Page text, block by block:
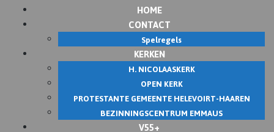
HOME
CONTACT
Spelregels
KERKEN
H. NICOLAASKERK
OPEN KERK
PROTESTANTE GEMEENTE HELEVOIRT-HAAREN
BEZINNINGSCENTRUM EMMAUS
V55+